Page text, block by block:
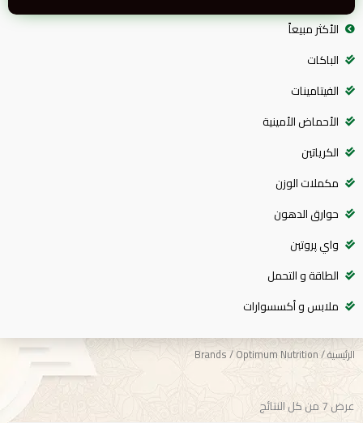
الأكثر مبيعاً
الباكات
الفيتامينات
الأحماض الأمينية
الكرياتين
مكملات الوزن
حوارق الدهون
واي پروتين
الطاقة و التحمل
ملابس و أكسسوارات
الرئيسية/ Brands / Optimum Nutrition
عرض ⁦7⁩ من كل النتائج